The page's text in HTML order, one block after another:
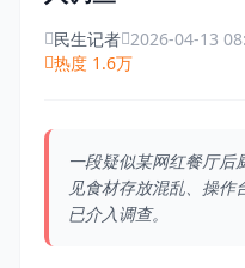
民生记者 2026-04-13
热度 1.6万
一段疑似某网红餐厅后
见食材存放混乱、操
已介入调查。